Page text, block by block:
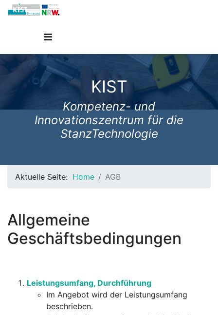
KIST
Kompetenz- und
Innovationszentrum für die
StanzTechnologie
Aktuelle Seite: Home AGB
Allgemeine
Geschäftsbedingungen
Leistungsumfang, Durchführung
Im Angebot wird der Leistungsumfang
beschrieben.